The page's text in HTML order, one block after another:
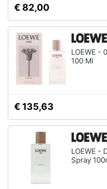
Migliori
prodotti
beauty
Miglior
crema
Miglior
shampoo
Miglior
spazzolino
elettrico
€ 82,00
LOEWE -
100 Ml
€ 135,63
LOEWE -
Spray